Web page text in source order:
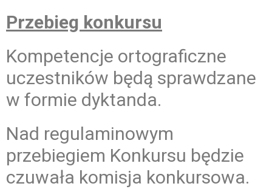
Przebieg konkursu
Kompetencje ortograficzne
uczestników będą sprawdzane
w formie dyktanda.
Nad regulaminowym
przebiegiem Konkursu będzie
czuwała komisja konkursowa.